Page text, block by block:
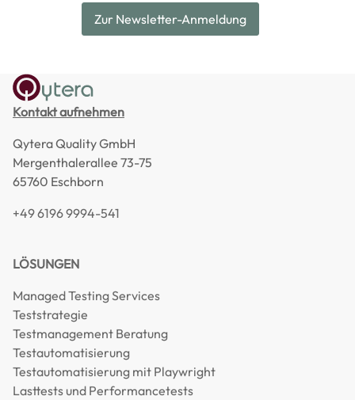
Zur Newsletter-Anmeldung
Kontakt aufnehmen
Qytera Quality GmbH
Mergenthalerallee 73-75
65760 Eschborn
+49 6196 9994-541
LÖSUNGEN
Managed Testing Services
Teststrategie
Testmanagement Beratung
Testautomatisierung
Testautomatisierung mit Playwright
Lasttests und Performancetests